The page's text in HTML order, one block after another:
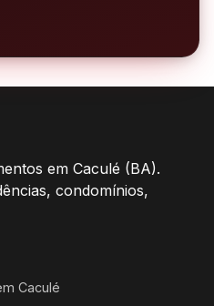
em Caculé (BA).
condomínios,
Caculé